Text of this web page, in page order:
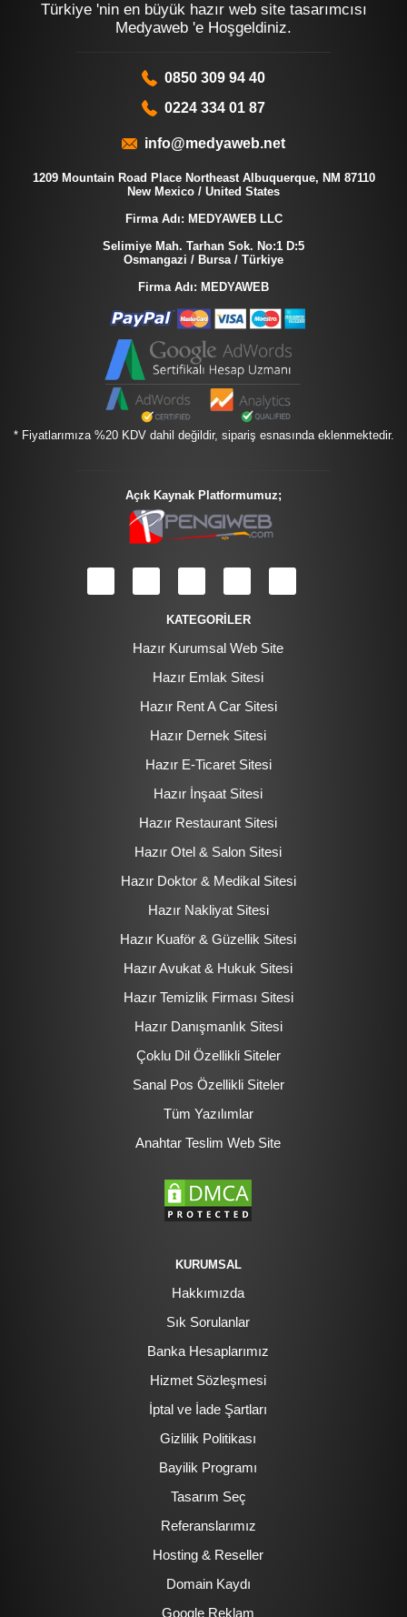
Türkiye 'nin en büyük hazır web site tasarımcısı
Medyaweb 'e Hoşgeldiniz.
0850 309 94 40
0224 334 01 87
info@medyaweb.net
1209 Mountain Road Place Northeast Albuquerque, NM 87110
New Mexico / United States
Firma Adı: MEDYAWEB LLC
Selimiye Mah. Tarhan Sok. No:1 D:5
Osmangazi / Bursa / Türkiye
Firma Adı: MEDYAWEB
* Fiyatlarımıza %20 KDV dahil değildir, sipariş esnasında eklenmektedir.
Açık Kaynak Platformumuz;
KATEGORİLER
Hazır Kurumsal Web Site
Hazır Emlak Sitesi
Hazır Rent A Car Sitesi
Hazır Dernek Sitesi
Hazır E-Ticaret Sitesi
Hazır İnşaat Sitesi
Hazır Restaurant Sitesi
Hazır Otel & Salon Sitesi
Hazır Doktor & Medikal Sitesi
Hazır Nakliyat Sitesi
Hazır Kuaför & Güzellik Sitesi
Hazır Avukat & Hukuk Sitesi
Hazır Temizlik Firması Sitesi
Hazır Danışmanlık Sitesi
Çoklu Dil Özellikli Siteler
Sanal Pos Özellikli Siteler
Tüm Yazılımlar
Anahtar Teslim Web Site
KURUMSAL
Hakkımızda
Sık Sorulanlar
Banka Hesaplarımız
Hizmet Sözleşmesi
İptal ve İade Şartları
Gizlilik Politikası
Bayilik Programı
Tasarım Seç
Referanslarımız
Hosting & Reseller
Domain Kaydı
Google Reklam